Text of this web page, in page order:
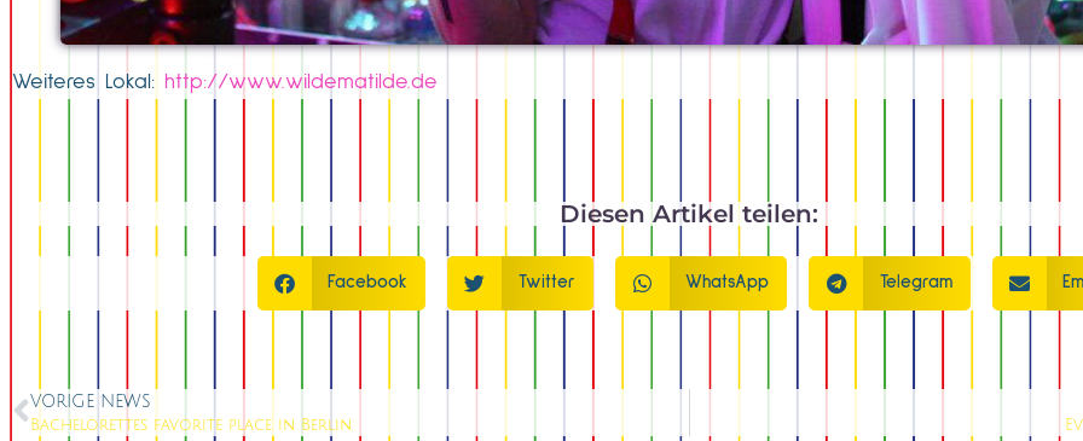
Weiteres Lokal: http://www.wildematilde.de
Diesen Artikel teilen:
Facebook Twitter WhatsApp Telegram
VORIGE NEWS
Bachelorettes favorite place in Berlin